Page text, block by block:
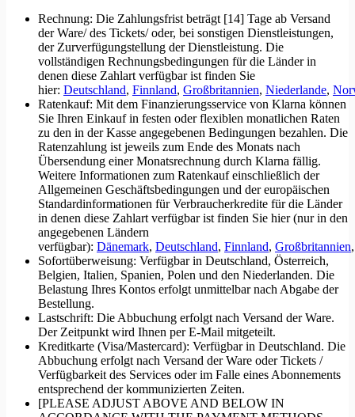
Rechnung: Die Zahlungsfrist beträgt [14] Tage ab Versand
der Ware/ des Tickets/ oder, bei sonstigen Dienstleistungen,
der Zurverfügungstellung der Dienstleistung. Die
vollständigen Rechnungsbedingungen für die Länder in
denen diese Zahlart verfügbar ist finden Sie
hier: Deutschland, Finnland, Großbritannien, Niederlande,
Ratenkauf: Mit dem Finanzierungsservice von Klarna können
Sie Ihren Einkauf in festen oder flexiblen monatlichen Raten
zu den in der Kasse angegebenen Bedingungen bezahlen. Die
Ratenzahlung ist jeweils zum Ende des Monats nach
Übersendung einer Monatsrechnung durch Klarna fällig.
Weitere Informationen zum Ratenkauf einschließlich der
Allgemeinen Geschäftsbedingungen und der europäischen
Standardinformationen für Verbraucherkredite für die Länder
in denen diese Zahlart verfügbar ist finden Sie hier (nur in den
angegebenen Ländern
verfügbar): Dänemark, Deutschland, Finnland, Großbritannien
Sofortüberweisung: Verfügbar in Deutschland, Österreich,
Belgien, Italien, Spanien, Polen und den Niederlanden. Die
Belastung Ihres Kontos erfolgt unmittelbar nach Abgabe der
Bestellung.
Lastschrift: Die Abbuchung erfolgt nach Versand der Ware.
Der Zeitpunkt wird Ihnen per E-Mail mitgeteilt.
Kreditkarte (Visa/Mastercard): Verfügbar in Deutschland. Die
Abbuchung erfolgt nach Versand der Ware oder Tickets /
Verfügbarkeit des Services oder im Falle eines Abonnements
entsprechend der kommunizierten Zeiten.
[PLEASE ADJUST ABOVE AND BELOW IN